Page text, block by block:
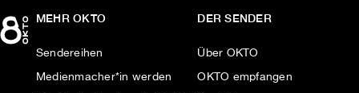
MEHR OKTO
Sendereihen
Medienmacher*in werden
DER SENDER
Über OKTO
OKTO empfangen